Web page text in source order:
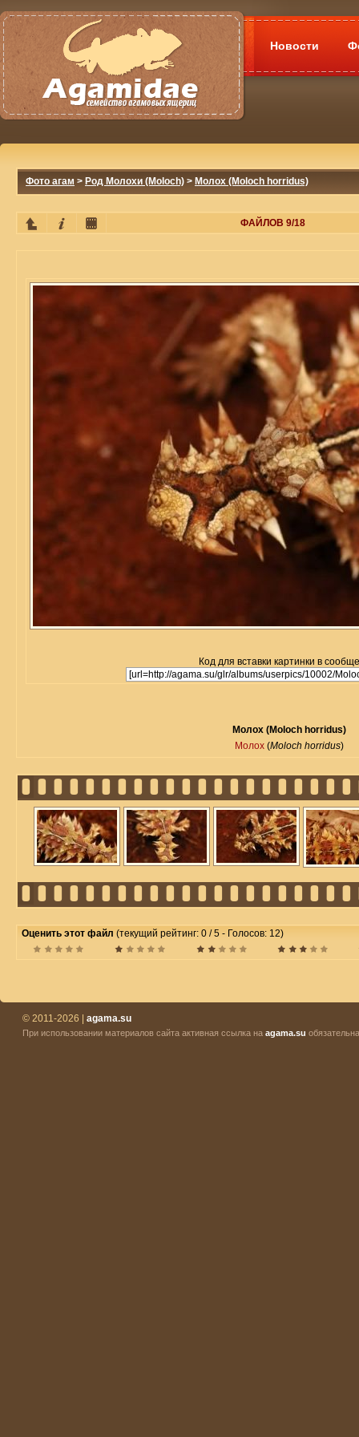
Новости
Фото агам > Род Молохи (Moloch) > Молох (Moloch horridus)
ФАЙЛОВ 9/18
Код для вставки картинки в
Молох (Moloch horridus)
Молох (Moloch horridus)
Оценить этот файл (текущий рейтинг: 0 / 5 - Голосов: 12)
© 2011-2026 | agama.su
При использовании материалов сайта активная ссылка на agama.su